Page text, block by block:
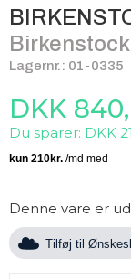
Lagernr.: 01-0335
Du sparer: DKK
DKK
Denne vare er
Tilføj til